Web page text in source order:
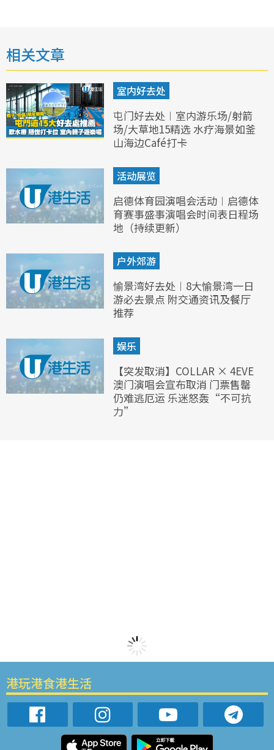
相关文章
室内好去处
屯门好去处︱室内游乐场/射箭
场/大草地15精选 水疗海景如釜
山海边Café打卡
活动展览
启德体育园演唱会活动︱启德体
育赛事盛事演唱会时间表日程场
地（持续更新）
户外郊游
愉景湾好去处︱8大愉景湾一日
游必去景点 附交通资讯及餐厅
推荐
娱乐
【突发取消】COLLAR × 4EVE
澳门演唱会宣布取消 门票售罄
仍难逃厄运 乐迷怒轰“不可抗
力”
港玩港食港生活